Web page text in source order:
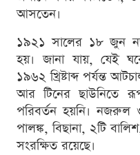
আসতেন।
১৯২১ সালের ১৮ জুন
হয়। জানা যায়, যেই
১৯৬২ খ্রিষ্টাব্দ পর্যন্ত
আর টিনের ছাউনিতে
পরিবর্তন হয়নি। নজরুল
পালঙ্ক, বিছানা, ২টি
সংরক্ষিত রয়েছে।